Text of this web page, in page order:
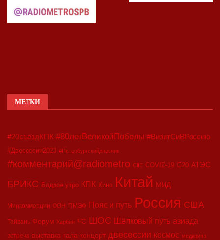
МЕТКИ
#20съездКПК #80летВеликойПобеды #ВизитСиВРоссию
#Двесессии2023 #Петербургскийдневник
#комментарий@radiometro CIIE COVID-19 G20 АТЭС
БРИКС Бодрое утро КПК Кино Китай МИД
Минкоммерции ООН ПМЭФ Пояс и путь Россия США
Тайвань Форум Харбин ЧС ШОС Шёлковый путь азиада
встреча выставка гала-концерт двесессии космос медицина